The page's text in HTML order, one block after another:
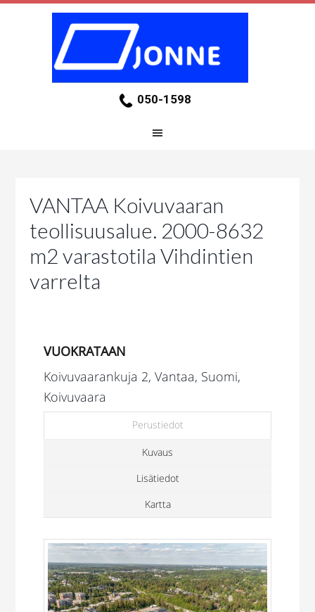
050-1598
VANTAA Koivuvaaran
teollisuusalue. 2000-8632
m2 varastotila Vihdintien
varrelta
VUOKRATAAN
Koivuvaarankuja 2, Vantaa, Suomi,
Koivuvaara
Perustiedot
Kuvaus
Lisätiedot
Kartta